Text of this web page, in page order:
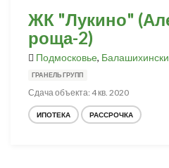
ЖК "Лукино"
роща-2)
Подмосковье,
ГРАНЕЛЬ ГРУПП
Сдача объекта: 4 кв. 2020
ИПОТЕКА РАССРОЧКА